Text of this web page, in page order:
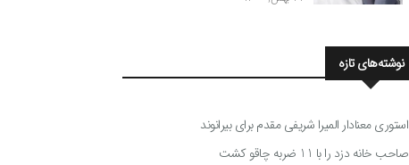
نوشته‌های تازه
استوری معنادار المیرا شریفی مقدم برای بیرانوند
صاحب خانه دزد را با 11 ضربه چاقو کشت